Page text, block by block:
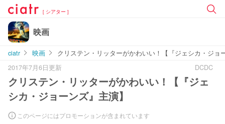
[ シアター ]
映画
ciatr 映画
クリステン・リッターがかわいい！【『ジェシカ・ジョ
2017年7月6日更新
DCDC
クリステン・リッターがかわいい！【『ジェ
シカ・ジョーンズ』主演】
このページにはプロモーションが含まれています